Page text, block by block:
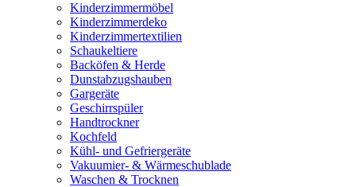
Kinderzimmermöbel
Kinderzimmerdeko
Kinderzimmertextilien
Schaukeltiere
Backöfen & Herde
Dunstabzugshauben
Gargeräte
Geschirrspüler
Handtrockner
Kochfeld
Kühl- und Gefriergeräte
Vakuumier- & Wärmeschublade
Waschen & Trocknen